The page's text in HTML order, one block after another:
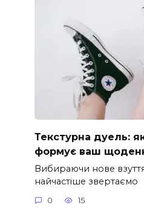
Текстурна дуель:
формує ваш
Вибираючи нове
найчастіше звертаємо
0 15